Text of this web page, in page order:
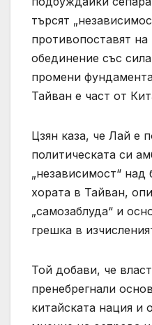
търсят
противопоставят
обединение със
промени
Тайван е част от
Цзян каза, че Лай е
политическата си
„независимост“ над
хората в Тайван,
„самозаблуда“ и
грешка в
Той добави, че
пренебрегнали
китайската нация и